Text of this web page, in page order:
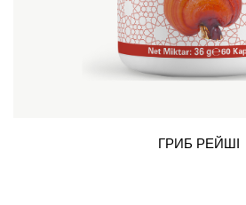
ГРИБ РЕЙШІ